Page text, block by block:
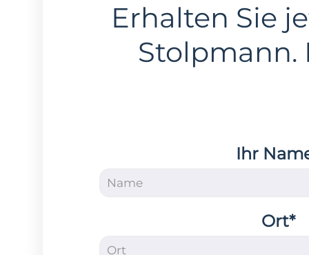
Erhalten Sie
Stolpmann.
Ihr
Ort*